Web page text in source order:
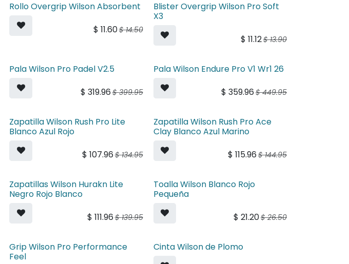
Rollo Overgrip Wilson Absorbent
$ 11.60$14.50
Blister Overgrip Wilson Pro Soft
X3
$ 11.12$13.90
Pala Wilson Pro Padel V2.5
$ 319.96$399.95
Pala Wilson Endure Pro V1 Wr1 26
$ 359.96 $449.95
Zapatilla Wilson Rush Pro Lite
Blanco Azul Rojo
$ 107.96$134.95
Zapatilla Wilson Rush Pro Ace
Clay Blanco Azul Marino
$ 115.96 $144.95
Zapatillas Wilson Hurakn Lite
Negro Rojo Blanco
$ 111.96$139.95
Toalla Wilson Blanco Rojo
Pequeña
$ 21.20$26.50
Grip Wilson Pro Performance
Feel
Cinta Wilson de Plomo